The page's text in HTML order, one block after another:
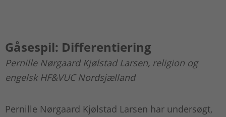
Gåsespil: Differentiering
Pernille Nørgaard Kjølstad Larsen, religion og
engelsk HF&VUC Nordsjælland
Pernille Nørgaard Kjølstad Larsen har undersøgt,